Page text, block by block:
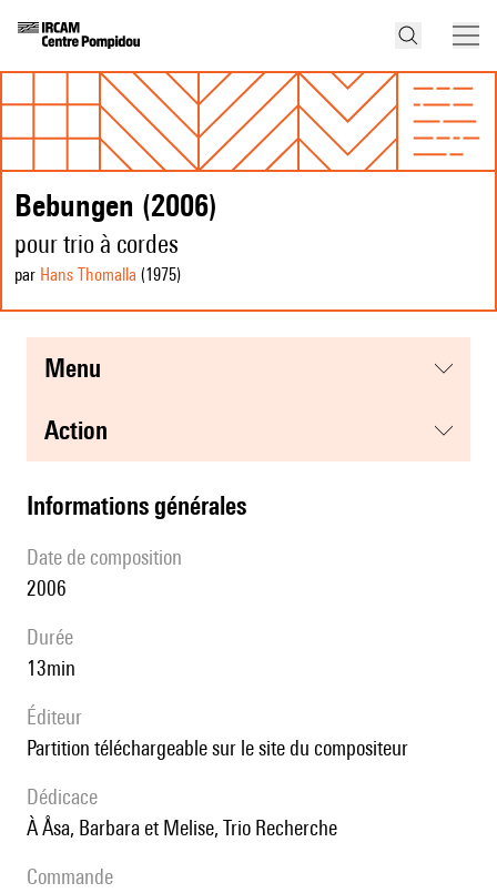
Bebungen (2006)
pour trio à cordes
par Hans Thomalla (1975)
menu
action
informations générales
date de composition
2006
durée
13min
éditeur
partition téléchargeable sur le site du compositeur
Dédicace
à Åsa, Barbara et Melise, Trio Recherche
Commande